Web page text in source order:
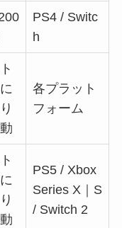
PS4 / Switc
h
各プラット
フォーム
PS5 / Xbox
Series X｜S
/ Switch 2